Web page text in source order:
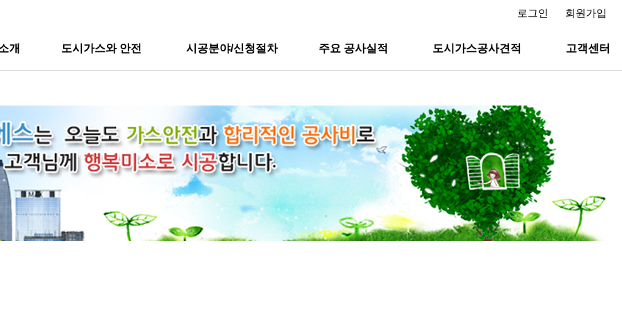
개 도시가스와 안전 시공분야/신청절차 주요 공사실적 도시가스공사견적 고객센터
로그인 회원가입